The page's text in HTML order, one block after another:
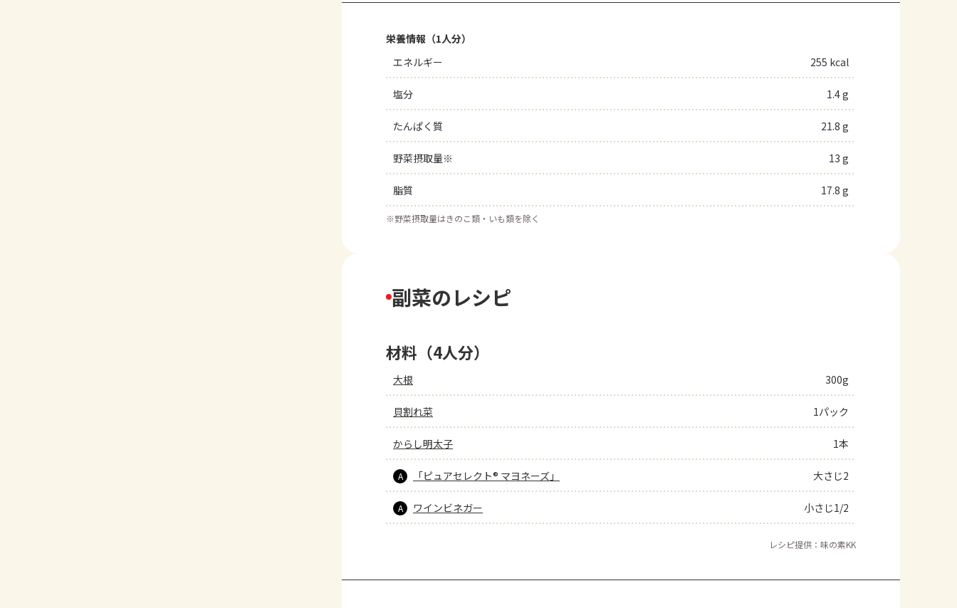
栄養情報（1人分）
エネルギー
255 kcal
塩分 1.4 g
たんぱく質 21.8 g
野菜摂取量※ 13 g
脂質 17.8 g
※野菜摂取量はきのこ類・いも類を除く
副菜のレシピ
材料（4人分）
大根 300g
貝割れ菜 1パック
からし明太子 1本
A 「ピュアセレクト® マヨネーズ」 大さじ2
A ワインビネガー 小さじ1/2
レシピ提供：味の素KK